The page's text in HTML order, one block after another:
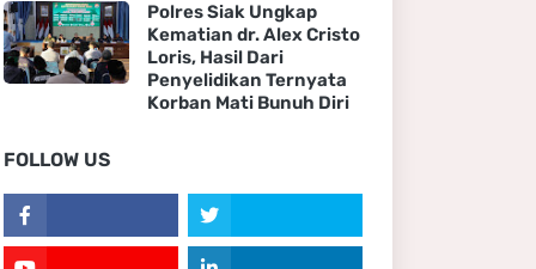
Polres Siak Ungkap
Kematian dr. Alex Cristo
Loris, Hasil Dari
Penyelidikan Ternyata
Korban Mati Bunuh Diri
FOLLOW US